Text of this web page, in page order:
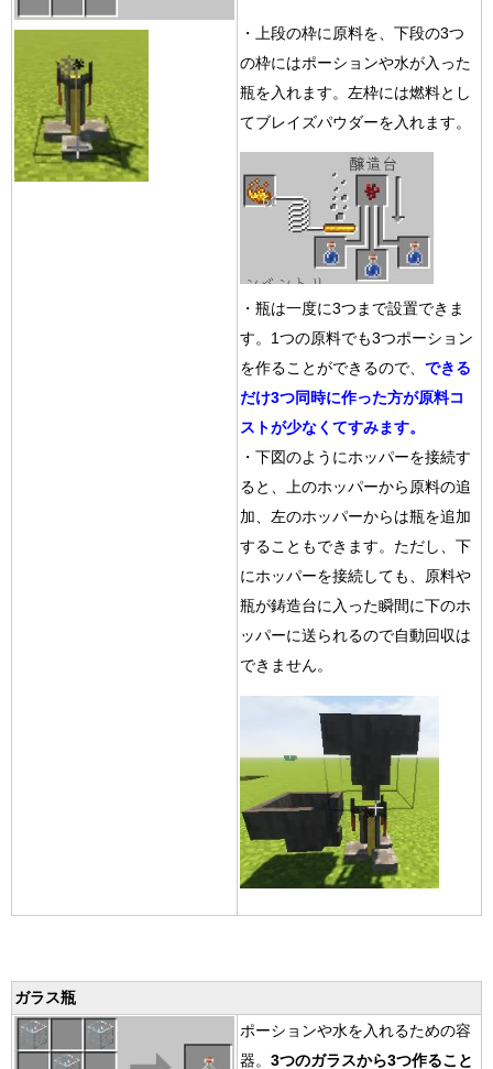
・上段の枠に原料を、下段の3つ
の枠にはポーションや水が入った
瓶を入れます。左枠には燃料とし
てブレイズパウダーを入れます。
・瓶は一度に3つまで設置できま
す。1つの原料でも3つポーション
を作ることができるので、 できる
だけ3つ同時に作った方が原料コ
ストが少なくてすみます。
・下図のようにホッパーを接続す
ると、上のホッパーから原料の追
加、左のホッパーからは瓶を追加
することもできます。ただし、下
にホッパーを接続しても、原料や
瓶が鋳造台に入った瞬間に下のホ
ッパーに送られるので自動回収は
できません。
ガラス瓶
ポーションや水を入れるための容
器。 3つのガラスから3つ作ること